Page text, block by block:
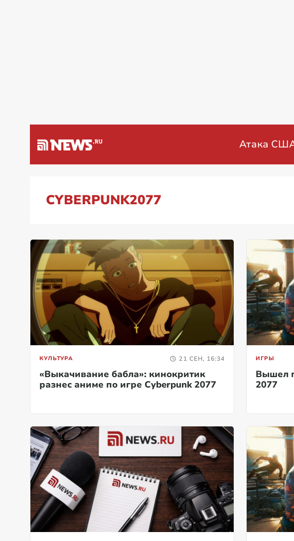
Специальная военная
CYBERPUNK2077
КУЛЬТУРА 21 СЕН, 16:34
«Выкачивание бабла»: кинокритик
разнес аниме по игре Cyberpunk 2077
ИГРЫ
Вышел
2077